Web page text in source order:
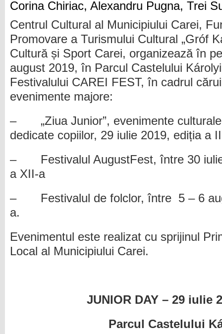
Centrul Cultural al Municipiului Carei,
Promovare a Turismului Cultural „Gróf
Cultură și Sport Carei, organizează în
august 2019, în Parcul Castelului
Festivalului CAREI FEST, în cadrul
evenimente majore:
– „Ziua Junior”, evenimente
dedicate copiilor, 29 iulie 2019, ediția a
– Festivalul AugustFest, între 30 iulie
a XII-a
– Festivalul de folclor, între 5 – 6
a.
Evenimentul este realizat cu sprijinul
Local al Municipiului Carei.
JUNIOR DAY – 29 iulie
Parcul Castelului